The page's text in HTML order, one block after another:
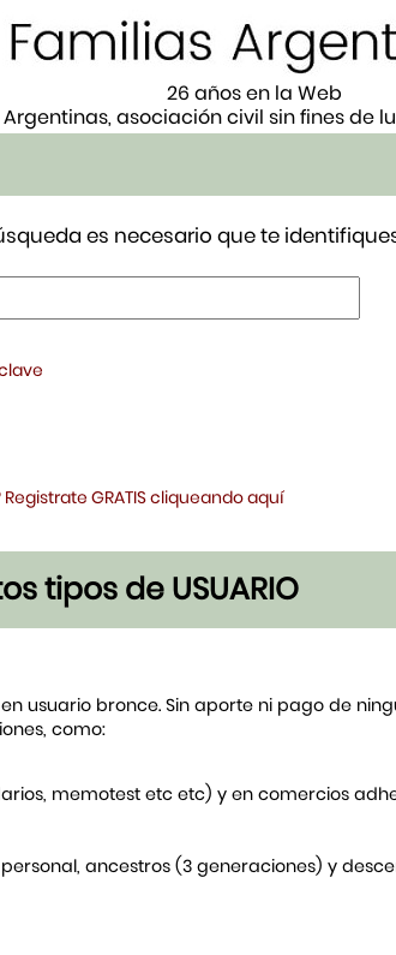
26 años en la Web
asociación civil sin fines de
es necesario que te
GRATIS cliqueando aquí
tipos de USUARIO
usuario bronce. Sin aporte ni pago de
como:
memotest etc etc) y en comercios
ancestros (3 generaciones) y